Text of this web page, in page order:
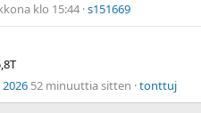
klo 15:44 s151669
52 minuuttia sitten tonttuj